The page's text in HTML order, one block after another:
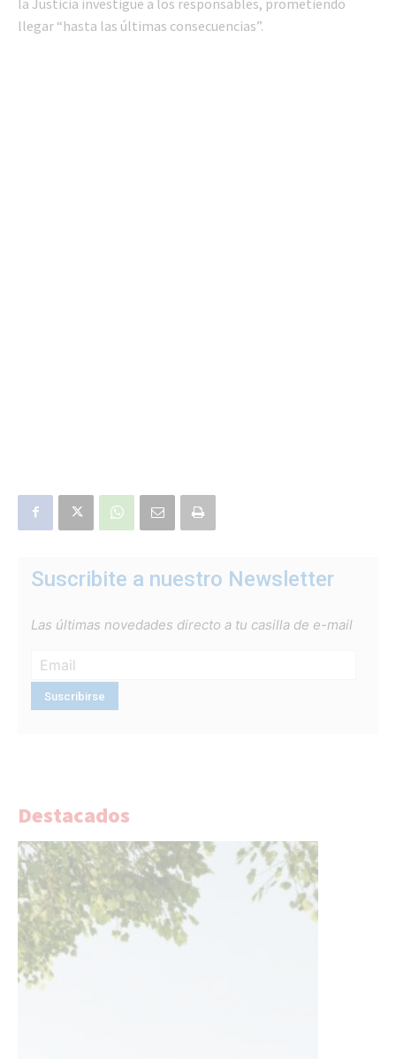
la Justicia investigue a los responsables, prometiendo
llegar “hasta las últimas consecuencias”.
Suscribite a nuestro Newsletter
Las últimas novedades directo a tu casilla de e-mail
Destacados